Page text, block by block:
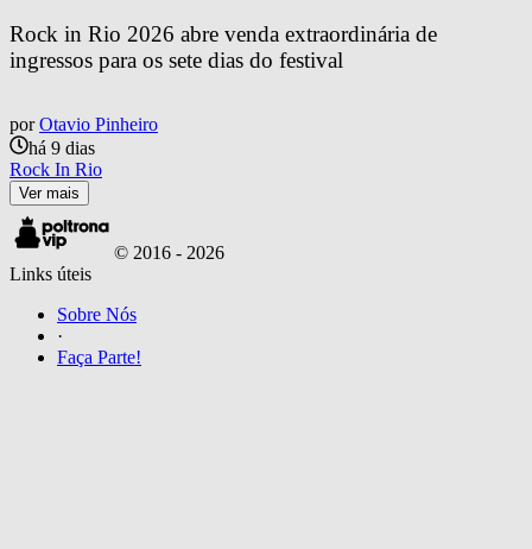
Rock in Rio 2026 abre venda extraordinária de
ingressos para os sete dias do festival
por Otavio Pinheiro
há 9 dias
Rock In Rio
Ver mais
© 2016 - 2026
Links úteis
Sobre Nós
·
Faça Parte!